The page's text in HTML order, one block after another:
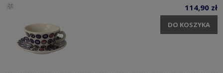
114,90 zł
DO KOSZYKA